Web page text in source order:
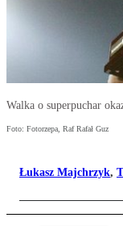
Walka o superpuchar
Foto: Fotorzepa, Raf Rafał Guz
Łukasz Majchrzyk,